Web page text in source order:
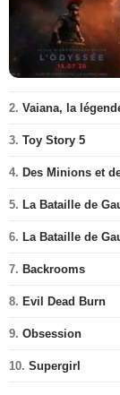
2. Vaiana, la
3. Toy Story 5
4. Des Minions et
5. La Bataille de
6. La Bataille de
7. Backrooms
8. Evil Dead Burn
9. Obsession
10. Supergirl